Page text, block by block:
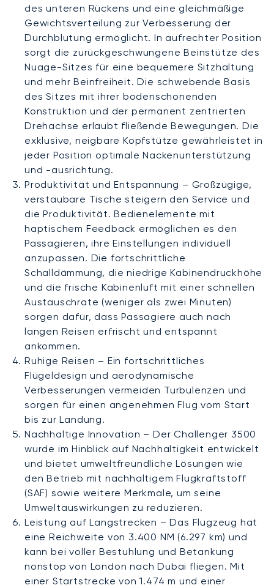
des unteren Rückens und eine gleichmäßige
Gewichtsverteilung zur Verbesserung der
Durchblutung ermöglicht. In aufrechter Position
sorgt die zurückgeschwungene Beinstütze des
Nuage-Sitzes für eine bequemere Sitzhaltung
und mehr Beinfreiheit. Die schwebende Basis
des Sitzes mit ihrer bodenschonenden
Konstruktion und der permanent zentrierten
Drehachse erlaubt fließende Bewegungen. Die
exklusive, neigbare Kopfstütze gewährleistet in
jeder Position optimale Nackenunterstützung
und -ausrichtung.
Produktivität und Entspannung – Großzügige,
verstaubare Tische steigern den Service und
die Produktivität. Bedienelemente mit
haptischem Feedback ermöglichen es den
Passagieren, ihre Einstellungen individuell
anzupassen. Die fortschrittliche
Schalldämmung, die niedrige Kabinendruckhöhe
und die frische Kabinenluft mit einer schnellen
Austauschrate (weniger als zwei Minuten)
sorgen dafür, dass Passagiere auch nach
langen Reisen erfrischt und entspannt
ankommen.
Ruhige Reisen – Ein fortschrittliches
Flügeldesign und aerodynamische
Verbesserungen vermeiden Turbulenzen und
sorgen für einen angenehmen Flug vom Start
bis zur Landung.
Nachhaltige Innovation – Der Challenger 3500
wurde im Hinblick auf Nachhaltigkeit entwickelt
und bietet umweltfreundliche Lösungen wie
den Betrieb mit nachhaltigem Flugkraftstoff
(SAF) sowie weitere Merkmale, um seine
Umweltauswirkungen zu reduzieren.
Leistung auf Langstrecken – Das Flugzeug hat
eine Reichweite von 3.400 NM (6.297 km) und
kann bei voller Bestuhlung und Betankung
nonstop von London nach Dubai fliegen. Mit
einer Startstrecke von 1.474 m und einer